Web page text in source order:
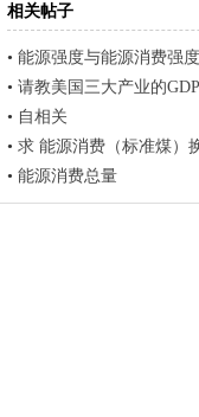
相关帖子
• 能源强度与能源消费强
• 请教美国三大产业的
• 自相关
• 求 能源消费（标准煤）
• 能源消费总量